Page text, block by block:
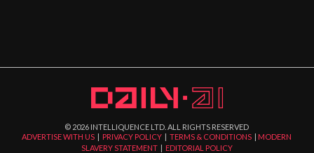
© 2026 INTELLIQUENCE LTD. ALL RIGHTS RESERVED
ADVERTISE WITH US | PRIVACY POLICY |TERMS & CONDITIONS | MODERN
SLAVERY STATEMENT| EDITORIAL POLICY